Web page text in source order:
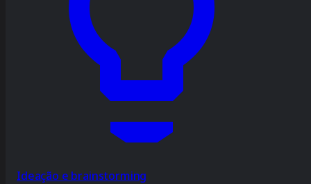
Ideação e brainstorming